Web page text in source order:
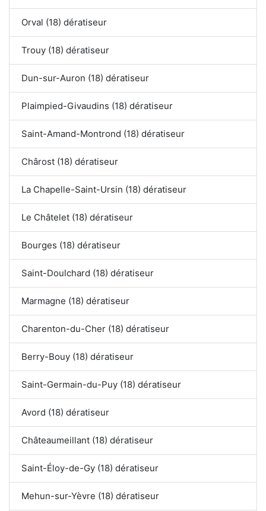
Orval (18) dératiseur
Trouy (18) dératiseur
Dun-sur-Auron (18) dératiseur
Plaimpied-Givaudins (18) dératiseur
Saint-Amand-Montrond (18) dératiseur
Chârost (18) dératiseur
La Chapelle-Saint-Ursin (18) dératiseur
Le Châtelet (18) dératiseur
Bourges (18) dératiseur
Saint-Doulchard (18) dératiseur
Marmagne (18) dératiseur
Charenton-du-Cher (18) dératiseur
Berry-Bouy (18) dératiseur
Saint-Germain-du-Puy (18) dératiseur
Avord (18) dératiseur
Châteaumeillant (18) dératiseur
Saint-Éloy-de-Gy (18) dératiseur
Mehun-sur-Yèvre (18) dératiseur